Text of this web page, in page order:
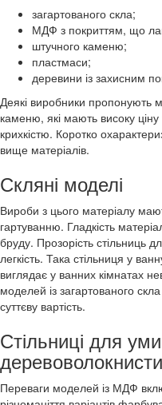
загартованого скла;
МДФ з покриттям, що
штучного каменю;
пластмаси;
деревини із захисним
Деякі виробники пропонують
каменю, які мають високу
крихкістю. Коротко
вище матеріалів.
Скляні моделі
Вироби з цього матеріалу
гартуванню. Гладкість
бруду. Прозорість стільниць
легкість. Така стільниця у
виглядає у ванних кімнатах
моделей із загартованого
суттєву вартість.
Стільниці для
Переваги моделей із МДФ